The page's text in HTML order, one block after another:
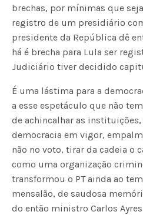
brechas, por mínimas que
registro de um presidiário
presidente da República dê
há é brecha para Lula ser
Judiciário tiver decidido
É uma lástima para a
a esse espetáculo que não
de achincalhar as
democracia em vigor,
não no voto, tirar da cadeia o
como uma organização
transformou o PT ainda ao
mensalão, de saudosa
do então ministro Carlos